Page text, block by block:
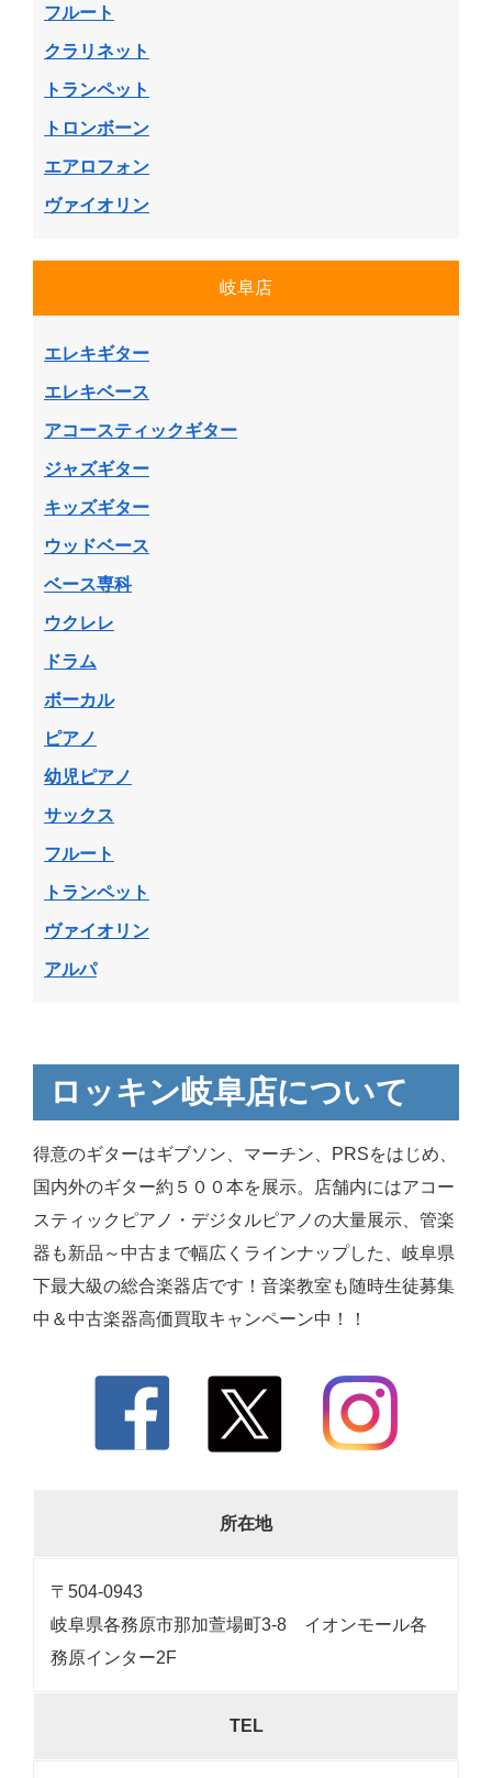
フルート
クラリネット
トランペット
トロンボーン
エアロフォン
ヴァイオリン
岐阜店
エレキギター
エレキベース
アコースティックギター
ジャズギター
キッズギター
ウッドベース
ベース専科
ウクレレ
ドラム
ボーカル
ピアノ
幼児ピアノ
サックス
フルート
トランペット
ヴァイオリン
アルパ
ロッキン岐阜店について
得意のギターはギブソン、マーチン、PRSをはじめ、
国内外のギター約５００本を展示。店舗内にはアコー
スティックピアノ・デジタルピアノの大量展示、管楽
器も新品～中古まで幅広くラインナップした、岐阜県
下最大級の総合楽器店です！音楽教室も随時生徒募集
中＆中古楽器高価買取キャンペーン中！！
所在地
〒504-0943
岐阜県各務原市那加萱場町3-8 イオンモール各
務原インター2F
TEL